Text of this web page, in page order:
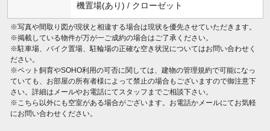
機置場(あり) / クローゼット
※写真や間取り図が現状と相違する場合は現状を優先させていただきます。
※掲載している物件が万が一ご成約の場合はご了承ください。
※駐車場、バイク置場、駐輪場の正確な空き状況についてはお問い合わせく
ださい。
※ペット飼育やSOHO利用の可否に関しては、建物の管理規約で可能になっ
ていても、お部屋の所有者様によって禁止の場合もございますので御注意下
さい。詳細はメールやお電話にてスタッフまでご相談下さい。
※こちら以外にも空室がある場合がございます。お電話かメールにてお気軽
にお問い合わせください。